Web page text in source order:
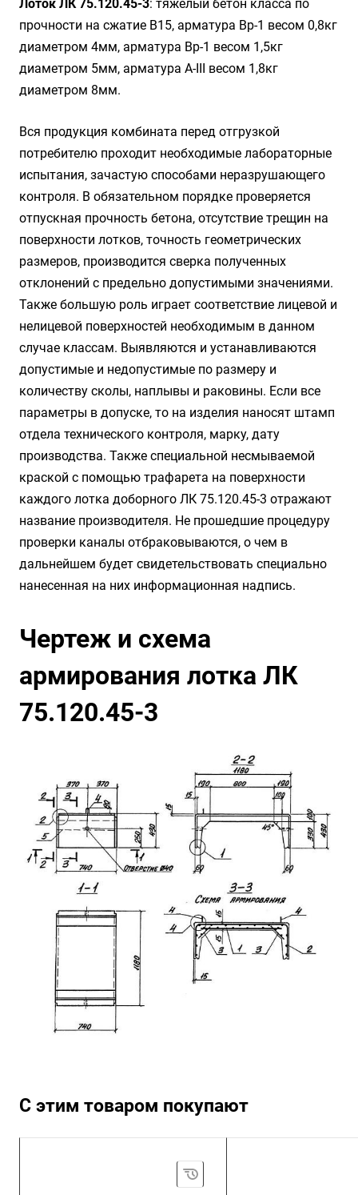
Лоток ЛК 75.120.45-3: тяжелый бетон класса по
прочности на сжатие B15, арматура Вр-1 весом 0,8кг
диаметром 4мм, арматура Вр-1 весом 1,5кг
диаметром 5мм, арматура A-III весом 1,8кг
диаметром 8мм.
Вся продукция комбината перед отгрузкой
потребителю проходит необходимые лабораторные
испытания, зачастую способами неразрушающего
контроля. В обязательном порядке проверяется
отпускная прочность бетона, отсутствие трещин на
поверхности лотков, точность геометрических
размеров, производится сверка полученных
отклонений с предельно допустимыми значениями.
Также большую роль играет соответствие лицевой и
нелицевой поверхностей необходимым в данном
случае классам. Выявляются и устанавливаются
допустимые и недопустимые по размеру и
количеству сколы, наплывы и раковины. Если все
параметры в допуске, то на изделия наносят штамп
отдела технического контроля, марку, дату
производства. Также специальной несмываемой
краской с помощью трафарета на поверхности
каждого лотка доборного ЛК 75.120.45-3 отражают
название производителя. Не прошедшие процедуру
проверки каналы отбраковываются, о чем в
дальнейшем будет свидетельствовать специально
нанесенная на них информационная надпись.
Чертеж и схема
армирования лотка ЛК
75.120.45-3
С этим товаром покупают